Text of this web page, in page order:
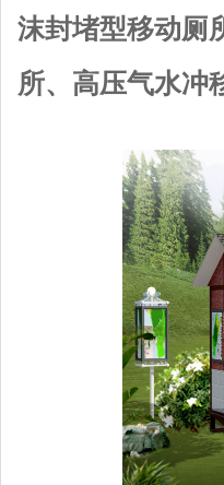
沫封堵型移动厕
所、高压气水冲